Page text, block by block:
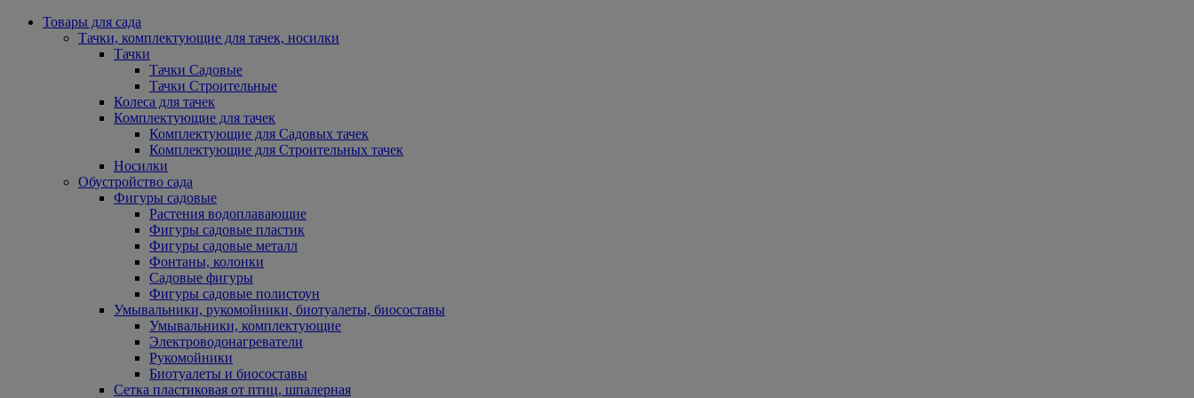
Товары для сада
Тачки, комплектующие для тачек, носилки
Тачки
Тачки Садовые
Тачки Строительные
Колеса для тачек
Комплектующие для тачек
Комплектующие для Садовых тачек
Комплектующие для Строительных тачек
Носилки
Обустройство сада
Фигуры садовые
Растения водоплавающие
Фигуры садовые пластик
Фигуры садовые металл
Фонтаны, колонки
Садовые фигуры
Фигуры садовые полистоун
Умывальники, рукомойники, биотуалеты, биосоставы
Умывальники, комплектующие
Электроводонагреватели
Рукомойники
Биотуалеты и биосоставы
Сетка пластиковая от птиц, шпалерная